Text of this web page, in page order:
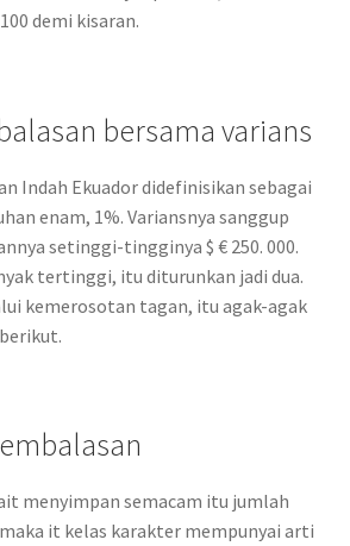
demi kisaran.
bersama varians
Indah Ekuador didefinisikan sebagai
enam, 1%. Variansnya sanggup
setinggi-tingginya $ € 250. 000.
tertinggi, itu diturunkan jadi dua.
kemerosotan tagan, itu agak-agak
menyimpan semacam itu jumlah
it kelas karakter mempunyai arti